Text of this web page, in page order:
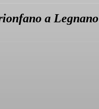
a Legnano